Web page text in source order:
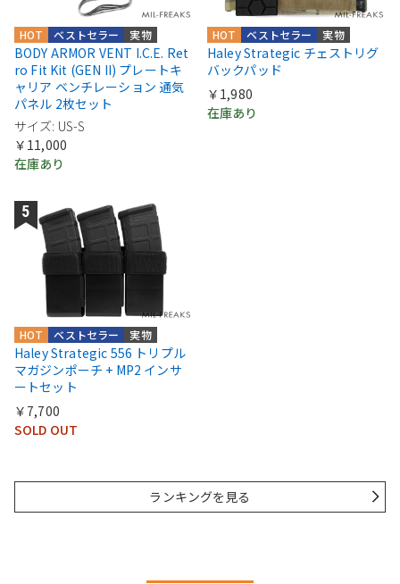
実物
ベストセラー
HOT
BODY ARMOR VENT I.C.E. Ret
ro Fit Kit (GEN II) プレートキ
ャリア ベンチレーション 通気
パネル 2枚セット
サイズ: US-S
￥11,000
在庫あり
実物
ベストセラー
HOT
Haley Strategic チェストリグ
バックパッド
￥1,980
在庫あり
実物
ベストセラー
HOT
Haley Strategic 556 トリプル
マガジンポーチ + MP2 インサ
ートセット
￥7,700
SOLD OUT
ランキングを見る